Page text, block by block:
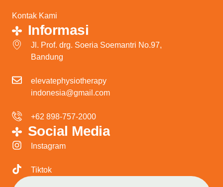
Kontak Kami
Informasi
Jl. Prof. drg. Soeria Soemantri No.97,
Bandung
elevatephysiotherapy
indonesia@gmail.com
+62 898-757-2000
Social Media
Instagram
Tiktok